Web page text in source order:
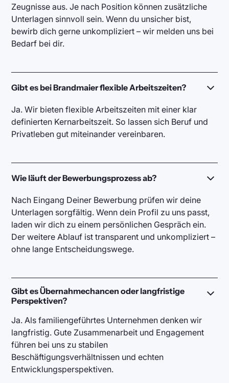
Zeugnisse aus. Je nach Position können zusätzliche
Unterlagen sinnvoll sein. Wenn du unsicher bist,
bewirb dich gerne unkompliziert – wir melden uns bei
Bedarf bei dir.
Gibt es bei Brandmaier flexible Arbeitszeiten?
Ja. Wir bieten flexible Arbeitszeiten mit einer klar
definierten Kernarbeitszeit. So lassen sich Beruf und
Privatleben gut miteinander vereinbaren.
Wie läuft der Bewerbungsprozess ab?
Nach Eingang Deiner Bewerbung prüfen wir deine
Unterlagen sorgfältig. Wenn dein Profil zu uns passt,
laden wir dich zu einem persönlichen Gespräch ein.
Der weitere Ablauf ist transparent und unkompliziert –
ohne lange Entscheidungswege.
Gibt es Übernahmechancen oder langfristige
Perspektiven?
Ja. Als familiengeführtes Unternehmen denken wir
langfristig. Gute Zusammenarbeit und Engagement
führen bei uns zu stabilen
Beschäftigungsverhältnissen und echten
Entwicklungsperspektiven.